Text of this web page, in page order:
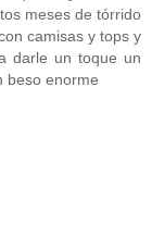
meses de tórrido
camisas y tops y
darle un toque un
beso enorme